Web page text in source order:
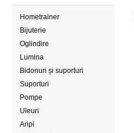
Hometrainer
Bijuterie
Oglindire
Lumina
Bidonuri și suporturi
Suporturi
Pompe
Uleuri
Aripi